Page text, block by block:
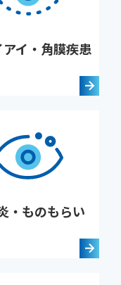
アイ・角膜疾患
・ものもらい